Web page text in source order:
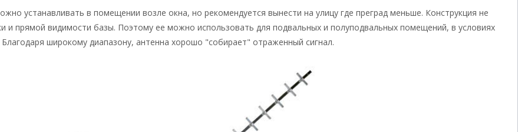
устанавливать в помещении возле окна, но рекомендуется вынести на улицу где преград меньше. Конструкция не
и прямой видимости базы. Поэтому ее можно использовать для подвальных и полуподвальных помещений, в условиях
широкому диапазону, антенна хорошо "собирает" отраженный сигнал.